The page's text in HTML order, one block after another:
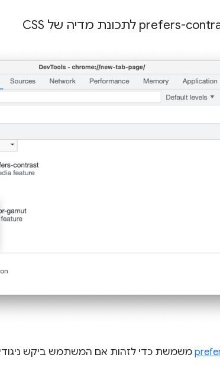
משמשת כדי לזהות אם המשתמש ביקש